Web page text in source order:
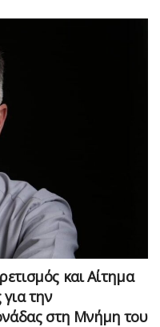
και Αίτημα
την
στη Μνήμη του